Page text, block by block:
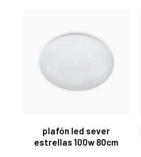
plafón led sever
estrellas 100w 80cm